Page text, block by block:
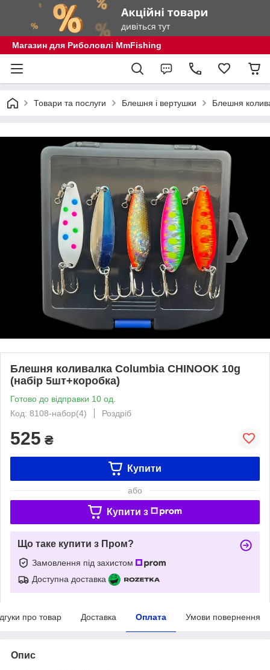
Магазин для Риболовлі MmFishing
Товари та послуги Блешня і вертушки Блешня
Блешня коливалка Columbia CHINOOK 10g
(набір 5шт+коробка)
Готово до відправки 10 од.
Код: 8108-набор(4)
Роздріб
525 ₴
Купити
або
Купити з
Що таке купити з Пром?
Замовлення під захистом
Доступна доставка
про товар Доставка Оплата Умови повернення
Опис